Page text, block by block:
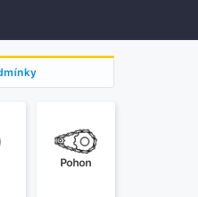
Pohon